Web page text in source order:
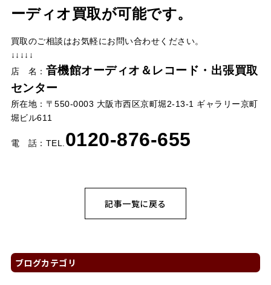
ーディオ買取が可能です。
買取のご相談はお気軽にお問い合わせください。
↓↓↓↓↓
店 名： 音機館オーディオ＆レコード・出張買取
センター
所在地：〒550-0003 大阪市西区京町堀2-13-1 ギャラリー京町
堀ビル611
電 話：TEL. 0120-876-655
記事一覧に戻る
ブログカテゴリ